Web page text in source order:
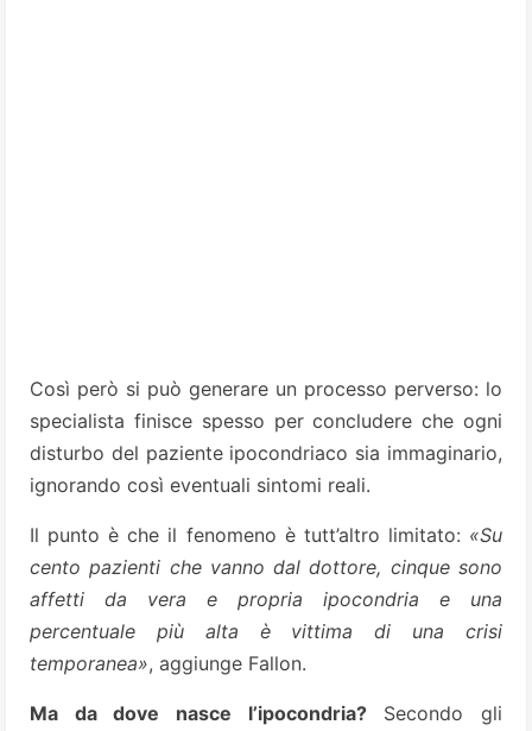
Così però si può generare un processo perverso: lo
specialista finisce spesso per concludere che ogni
disturbo del paziente ipocondriaco sia immaginario,
ignorando così eventuali sintomi reali.
Il punto è che il fenomeno è tutt’altro limitato: «Su
cento pazienti che vanno dal dottore, cinque sono
affetti da vera e propria ipocondria e una
percentuale più alta è vittima di una crisi
temporanea», aggiunge Fallon.
Ma da dove nasce l’ipocondria?Secondo gli